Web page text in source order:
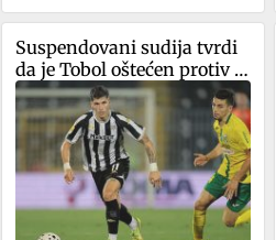
Suspendovani sudija tvrdi
da je Tobol oštećen protiv
Partizana